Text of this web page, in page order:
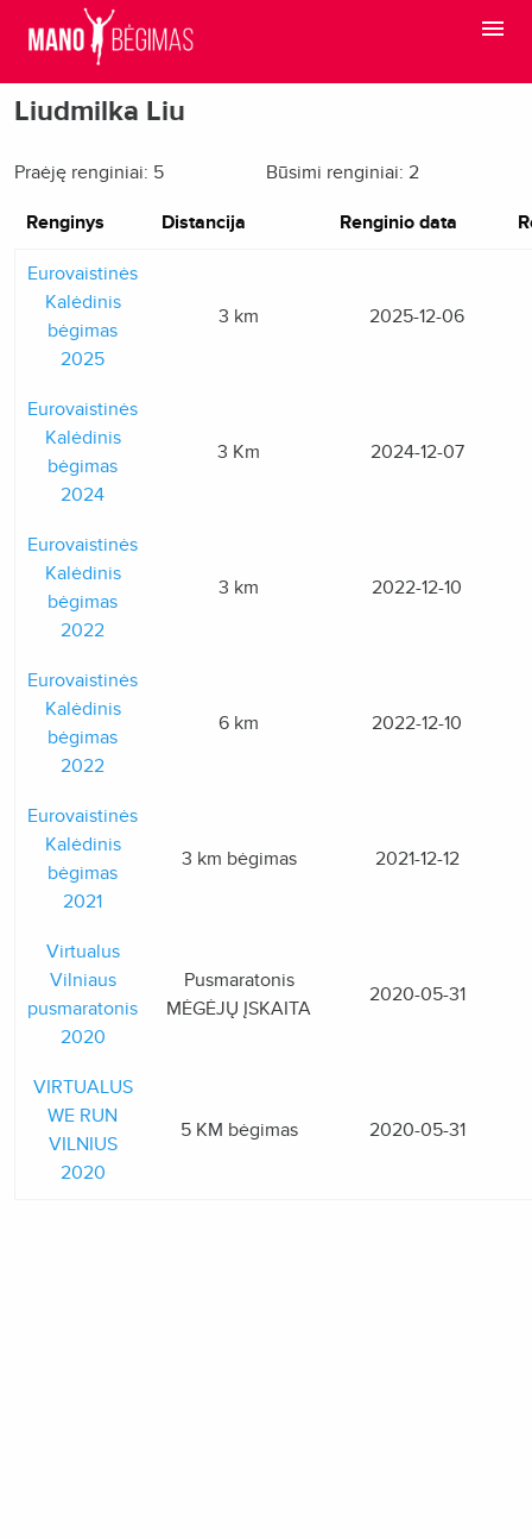
Liudmilka Liu
Praėję renginiai: 5 Būsimi renginiai: 2
Renginys Distancija Renginio data
Eurovaistinės
Kalėdinis
bėgimas
2025
3 km 2025-12-06
Eurovaistinės
Kalėdinis
bėgimas
2024
3 Km 2024-12-07
Eurovaistinės
Kalėdinis
bėgimas
2022
3 km 2022-12-10
Eurovaistinės
Kalėdinis
bėgimas
2022
6 km 2022-12-10
Eurovaistinės
Kalėdinis
bėgimas
2021
3 km bėgimas 2021-12-12
Virtualus
Vilniaus
pusmaratonis
2020
Pusmaratonis
MĖGĖJŲ ĮSKAITA
2020-05-31
VIRTUALUS
WE RUN
VILNIUS
2020
5 KM bėgimas 2020-05-31